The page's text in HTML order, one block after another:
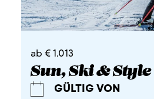
ab € 1.013
Sun, Ski & Style
GÜLTIG VON